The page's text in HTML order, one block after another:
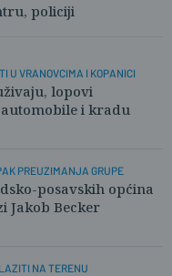
policiji
U VRANOVCIMA I KOPANICI
lopovi
i kradu
PREUZIMANJA GRUPE
posavskih općina
Jakob Becker
NA TERENU